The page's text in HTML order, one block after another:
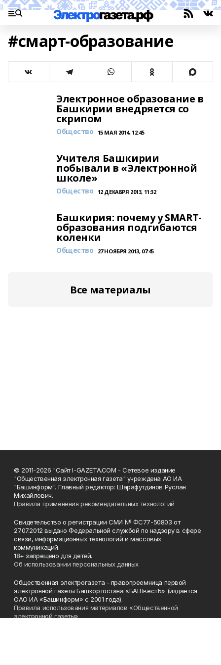
#смарт-образование
Электронное образование в
Башкирии внедряется со
скрипом
Общество 15 МАЯ 2014, 12:45
Учителя Башкирии
побывали в «Электронной
школе»
Общество 12 ДЕКАБРЯ 2013, 11:32
Башкирия: почему у SMART-
образования подгибаются
коленки
Общество 27 НОЯБРЯ 2013, 07:45
Все материалы
© 2011-2026 "Сайт I-GAZETA.COM - Сетевое издание
"Общественная электронная газета" учреждена АО ИА
"Башинформ". Главный редактор: Шарафутдинов Руслан
Михайлович.
Правила применения рекомендательных технологий
Свидетельство о регистрации СМИ № ФС77-50803 от
27.07.2012 выдано Федеральной службой по надзору в сфере
связи, информационных технологий и массовых
коммуникаций.
18+ запрещено для детей.
Об использовании персональных данных
Общественная электрогазета - правопреемница первой
электронной газеты Башкортостана «БАШвестЪ» (издается
ОАО ИА «Башинформ» с 2001 года).
Правила использования материалов «Общественной
электронной газеты»